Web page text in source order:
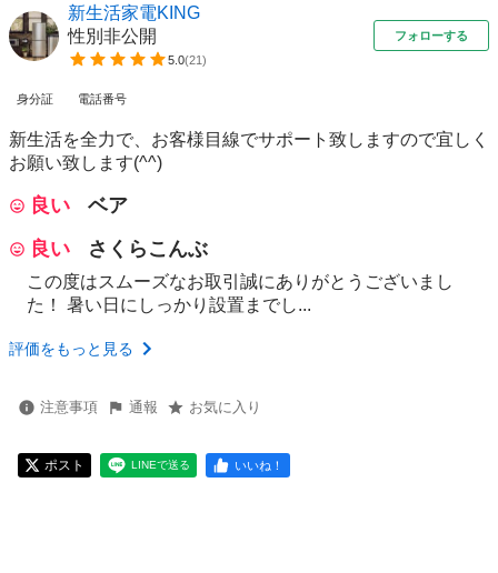
新生活家電KING
性別非公開
5.0(21)
フォローする
身分証 電話番号
新生活を全力で、お客様目線でサポート致しますので宜しく
お願い致します(^^)
良い
ベア
良い
さくらこんぶ
この度はスムーズなお取引誠にありがとうございまし
た！ 暑い日にしっかり設置までし...
評価をもっと見る
注意事項 通報 お気に入り
ポスト LINEで送る いいね！